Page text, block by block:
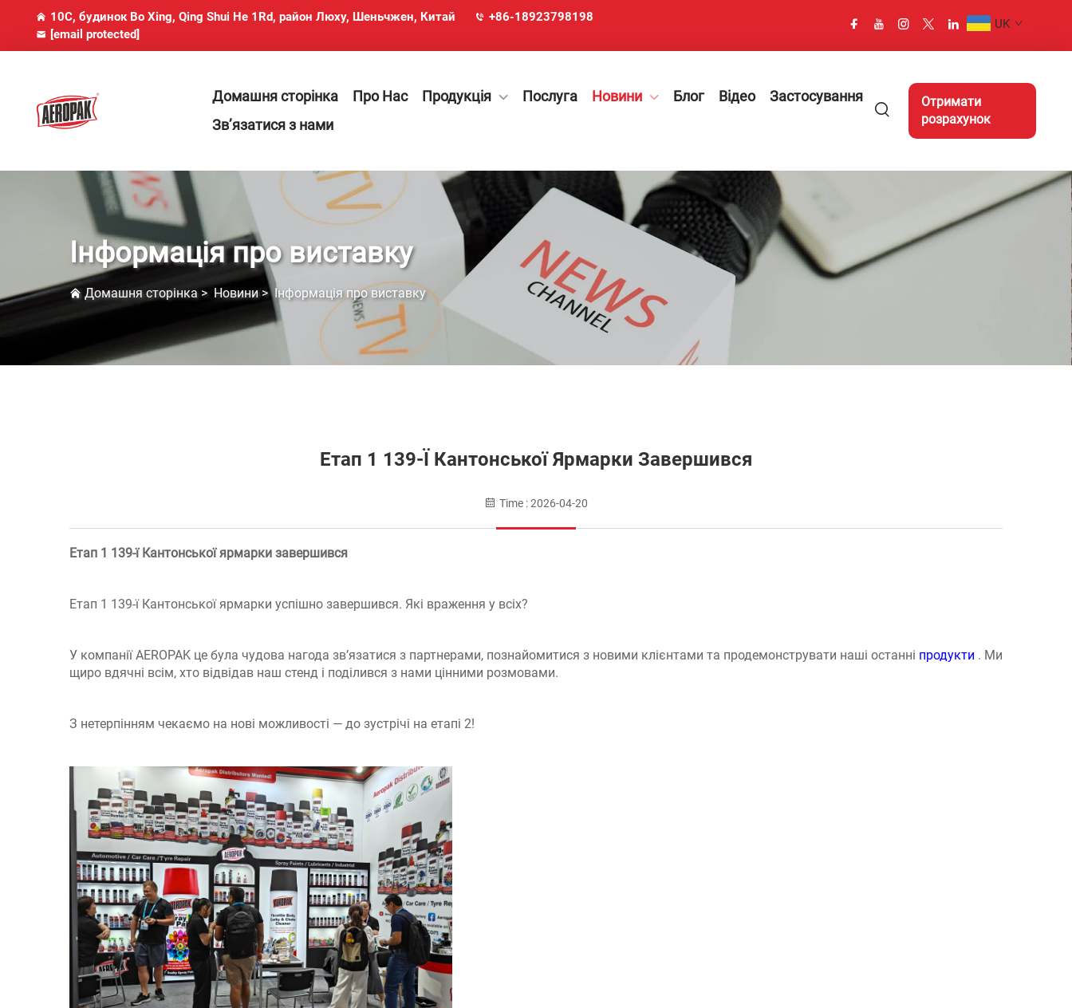
10C, будинок Bo Xing, Qing Shui He 1Rd, район Люху, Шеньчжен, Китай
+86-18923798198
[email protected]
UK
Домашня сторінка Про Нас Продукція Послуга Новини Блог Відео
Застосування
Зв’язатися з нами
Отримати
розрахунок
Інформація про виставку
Домашня сторінка > Новини> Інформація про виставку
Етап 1 139-Ї Кантонської Ярмарки Завершився
Time : 2026-04-20
Етап 1 139-ї Кантонської ярмарки завершився
Етап 1 139-ї Кантонської ярмарки успішно завершився. Які враження у всіх?
У компанії AEROPAK це була чудова нагода зв’язатися з партнерами, познайомитися з новими клієнтами та продемонструвати наші останні продукти . Ми
щиро вдячні всім, хто відвідав наш стенд і поділився з нами цінними розмовами.
З нетерпінням чекаємо на нові можливості — до зустрічі на етапі 2!